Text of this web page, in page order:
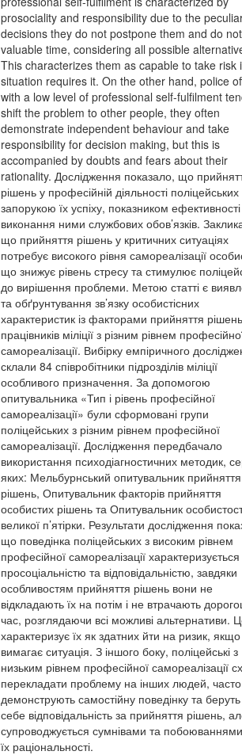
prosociality and responsibility due to the
decisions they do not postpone them and do
valuable time, considering all possible
This characterizes them as capable to take risk
situation requires it. On the other hand, police
with a low level of professional self-fulfilment
shift the problem to other people, they often
demonstrate independent behaviour and take
responsibility for decision making, but this is
accompanied by doubts and fears about their
rationality. Дослідження показало, що
рішень у професійній діяльності поліцейських
запорукою їх успіху, показником ефективності
виконання ними службових обов’язків.
що прийняття рішень у критичних ситуаціях
потребує високого рівня самореалізації
що знижує рівень стресу та стимулює
до вирішення проблеми. Метою статті є
та обґрунтування зв’язку особистісних
характеристик із факторами прийняття
працівників міліції з різним рівнем
самореалізації. Вибірку емпіричного
склали 84 співробітники підрозділів міліції
особливого призначення. За допомогою
опитувальника «Тип і рівень професійної
самореалізації» були сформовані групи
поліцейських з різним рівнем професійної
самореалізації. Дослідження передбачало
використання психодіагностичних методик,
яких: Мельбурнський опитувальник прийняття
рішень, Опитувальник факторів прийняття
особистих рішень та Опитувальник
великої п’ятірки. Результати дослідження
що поведінка поліцейських з високим рівнем
професійної самореалізації характеризується
просоціальністю та відповідальністю, завдяки
особливостям прийняття рішень вони не
відкладають їх на потім і не втрачають
час, розглядаючи всі можливі альтернативи.
характеризує їх як здатних йти на ризик, якщо
вимагає ситуація. З іншого боку, поліцейські з
низьким рівнем професійної самореалізації
перекладати проблему на інших людей, часто
демонструють самостійну поведінку та
себе відповідальність за прийняття рішень,
супроводжується сумнівами та
їх раціональності.